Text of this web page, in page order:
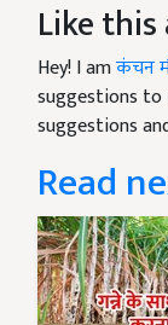
Like
Hey! I amकंचन
suggestions
suggestions
Read